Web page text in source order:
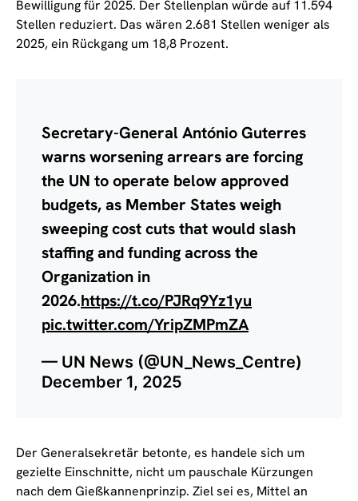
Bewilligung für 2025. Der Stellenplan würde auf 11.594
Stellen reduziert. Das wären 2.681 Stellen weniger als
2025, ein Rückgang um 18,8 Prozent.
Secretary-General António Guterres
warns worsening arrears are forcing
the UN to operate below approved
budgets, as Member States weigh
sweeping cost cuts that would slash
staffing and funding across the
Organization in
2026.https://t.co/PJRq9Yz1yu
pic.twitter.com/YripZMPmZA
— UN News (@UN_News_Centre)
December 1, 2025
Der Generalsekretär betonte, es handele sich um
gezielte Einschnitte, nicht um pauschale Kürzungen
nach dem Gießkannenprinzip. Ziel sei es, Mittel an